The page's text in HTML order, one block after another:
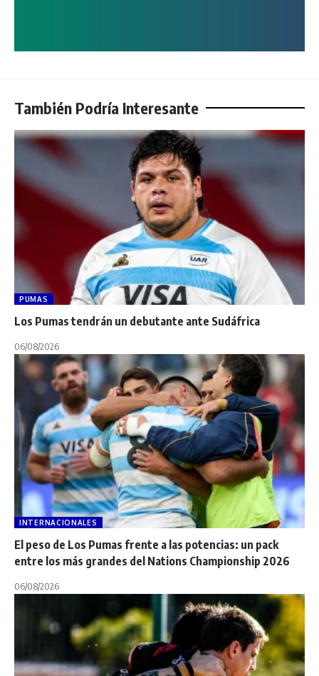
También Podría Interesante
PUMAS
Los Pumas tendrán un debutante ante Sudáfrica
06/08/2026
INTERNACIONALES
El peso de Los Pumas frente a las potencias: un pack
entre los más grandes del Nations Championship 2026
06/08/2026